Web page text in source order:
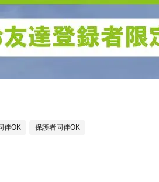
伴OK 保護者同伴OK